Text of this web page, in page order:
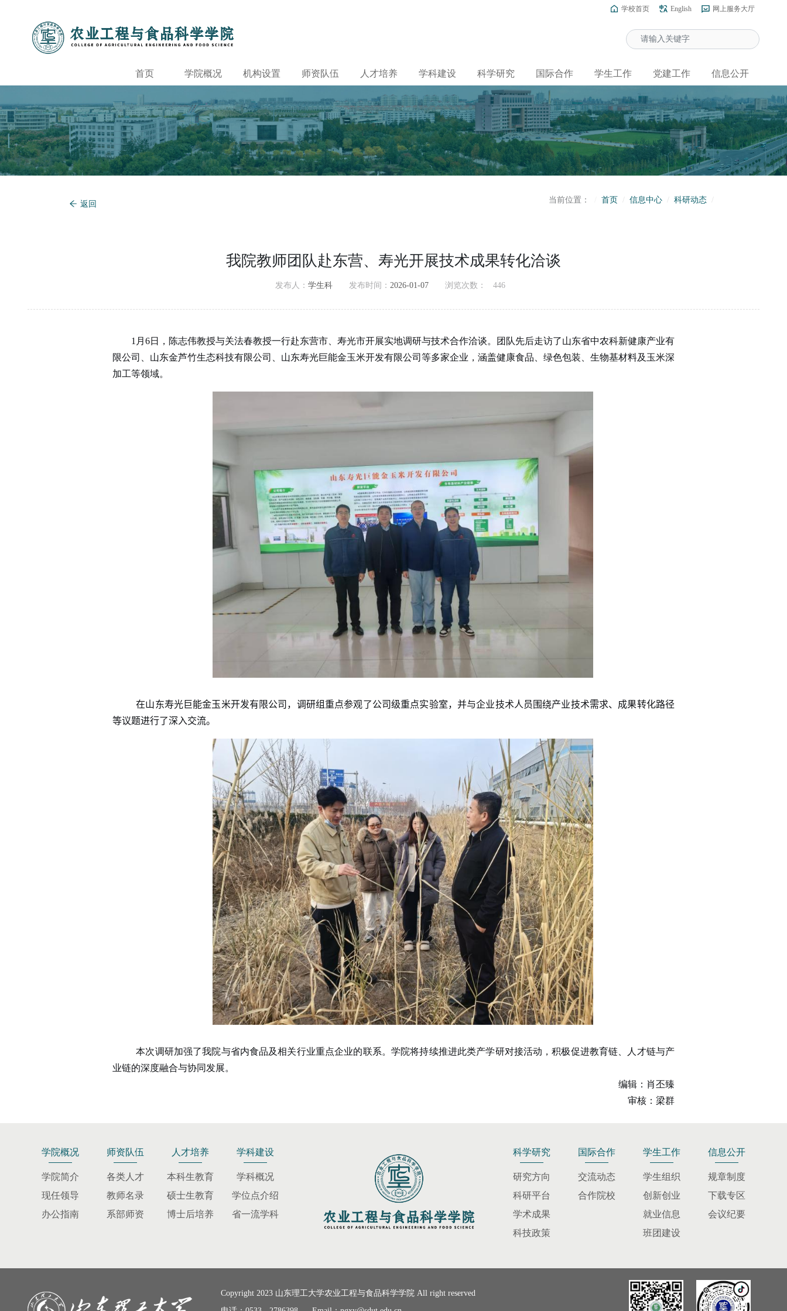
网上服务大厅
English
学校首页
首页 学院概况 机构设置 师资队伍 人才培养 学科建设 科学研究 国际合作 学生工作 党建工作 信息公开
返回 当前位置： 首页 信息中心 科研动态
我院教师团队赴东营、寿光开展技术成果转化洽谈
发布人： 学生科 发布时间： 2026-01-07 浏览次数： 446
1 月 6日，陈志伟教授与关法春教授一行赴东营市、寿光市开展实地调研与技术合作洽谈。团队先后走访了山东省中农科新健康产业有
限公司、山东金芦竹生态科技有限公司、山东寿光巨能金玉米开发有限公司等多家企业，涵盖健康食品、绿色包装、生物基材料及玉米深
加工等领域。
在山东寿光巨能金玉米开发有限公司，调研组重点参观了公司级重点实验室，并与企业技术人员围绕产业技术需求、成果转化路径
等议题进行了深入交流。
本次调研加强了我院与省内食品及相关行业重点企业的联系。学院将持续推进此类产学研对接活动，积极促进教育链、人才链与产
业链的深度融合与协同发展。
编辑：肖丕臻
审核：梁群
学院概况
学院简介
现任领导
办公指南
师资队伍
各类人才
教师名录
系部师资
人才培养
本科生教育
硕士生教育
博士后培养
学科建设
学科概况
学位点介绍
省一流学科
科学研究
研究方向
科研平台
学术成果
科技政策
国际合作
交流动态
合作院校
学生工作
学生组织
创新创业
就业信息
班团建设
信息公开
规章制度
下载专区
会议纪要
Copyright 2023 山东理工大学农业工程与食品科学学院 All right reserved